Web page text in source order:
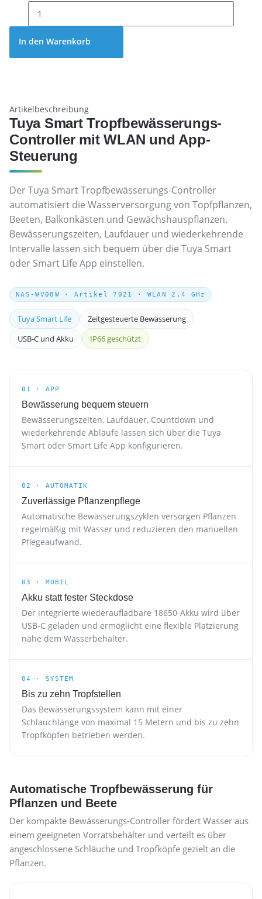
In den Warenkorb
Artikelbeschreibung
Tuya Smart Tropfbewässerungs-
Controller mit WLAN und App-
Steuerung
Der Tuya Smart Tropfbewässerungs-Controller
automatisiert die Wasserversorgung von Topfpflanzen,
Beeten, Balkonkästen und Gewächshauspflanzen.
Bewässerungszeiten, Laufdauer und wiederkehrende
Intervalle lassen sich bequem über die Tuya Smart
oder Smart Life App einstellen.
NAS-WV08W · Artikel 7021 · WLAN 2,4 GHz
Tuya Smart Life
Zeitgesteuerte Bewässerung
USB-C und Akku
IP66 geschützt
01 · APP
Bewässerung bequem steuern
Bewässerungszeiten, Laufdauer, Countdown und
wiederkehrende Abläufe lassen sich über die Tuya
Smart oder Smart Life App konfigurieren.
02 · AUTOMATIK
Zuverlässige Pflanzenpflege
Automatische Bewässerungszyklen versorgen Pflanzen
regelmäßig mit Wasser und reduzieren den manuellen
Pflegeaufwand.
03 · MOBIL
Akku statt fester Steckdose
Der integrierte wiederaufladbare 18650-Akku wird über
USB-C geladen und ermöglicht eine flexible Platzierung
nahe dem Wasserbehälter.
04 · SYSTEM
Bis zu zehn Tropfstellen
Das Bewässerungssystem kann mit einer
Schlauchlänge von maximal 15 Metern und bis zu zehn
Tropfköpfen betrieben werden.
Automatische Tropfbewässerung für
Pflanzen und Beete
Der kompakte Bewässerungs-Controller fördert Wasser aus
einem geeigneten Vorratsbehälter und verteilt es über
angeschlossene Schläuche und Tropfköpfe gezielt an die
Pflanzen.